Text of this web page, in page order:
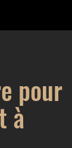
pour
à